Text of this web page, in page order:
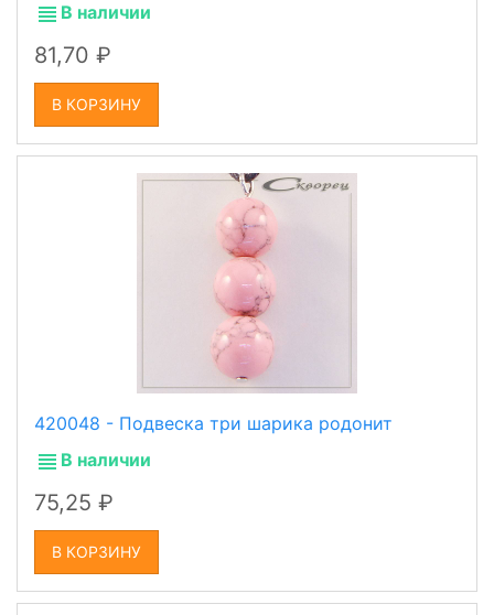
В наличии
81,70
В КОРЗИНУ
420048 - Подвеска три шарика родонит
В наличии
75,25
В КОРЗИНУ